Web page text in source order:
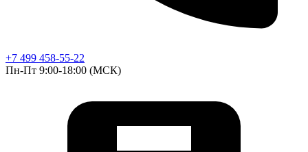
+7 499 458-55-22
Пн-Пт 9:00-18:00 (МСК)